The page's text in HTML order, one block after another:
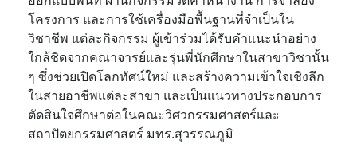
โครงการ และการใช้เครื่องมือพื้นฐานที่จำเป็นใน
วิชาชีพ แต่ละกิจกรรม ผู้เข้าร่วมได้รับคำแนะนำอย่าง
ใกล้ชิดจากคณาจารย์และรุ่นพี่นักศึกษาในสาขาวิชานั้น
ๆ ซึ่งช่วยเปิดโลกทัศน์ใหม่ และสร้างความเข้าใจเชิงลึก
ในสายอาชีพแต่ละสาขา และเป็นแนวทางประกอบการ
ตัดสินใจศึกษาต่อในคณะวิศวกรรมศาสตร์และ
สถาปัตยกรรมศาสตร์ มทร.สุวรรณภูมิ